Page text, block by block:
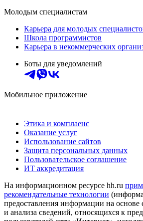
Молодым специалистам
Карьера для молодых
Школа программистов
Карьера в некоммерческих
Боты для уведомлений
Мобильное приложение
Этика и комплаенс
Оказание услуг
Использование сайтов
Защита персональных данных
Пользовательское соглашение
ИТ аккредитация
На информационном ресурсе hh.ru
рекомендательные технологии
предоставления информации на основе
и анализа сведений, относящихся к